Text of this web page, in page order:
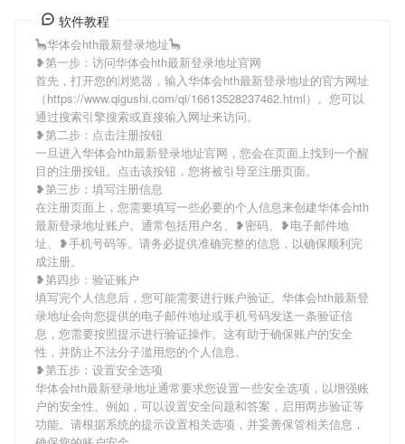
软件教程
🦕华体会hth最新登录地址🦕
❥第一步：访问华体会hth最新登录地址官网
首先，打开您的浏览器，输入华体会hth最新登录地址的官方网址
（https://www.qigushi.com/qi/16613528237462.html）。您可以
通过搜索引擎搜索或直接输入网址来访问。
❥第二步：点击注册按钮
一旦进入华体会hth最新登录地址官网，您会在页面上找到一个醒
目的注册按钮。点击该按钮，您将被引导至注册页面。
❥第三步：填写注册信息
在注册页面上，您需要填写一些必要的个人信息来创建华体会hth
最新登录地址账户。通常包括用户名、❥密码、❥电子邮件地
址、❥手机号码等。请务必提供准确完整的信息，以确保顺利完
成注册。
❥第四步：验证账户
填写完个人信息后，您可能需要进行账户验证。华体会hth最新登
录地址会向您提供的电子邮件地址或手机号码发送一条验证信
息，您需要按照提示进行验证操作。这有助于确保账户的安全
性，并防止不法分子滥用您的个人信息。
❥第五步：设置安全选项
华体会hth最新登录地址通常要求您设置一些安全选项，以增强账
户的安全性。例如，可以设置安全问题和答案，启用两步验证等
功能。请根据系统的提示设置相关选项，并妥善保管相关信息，